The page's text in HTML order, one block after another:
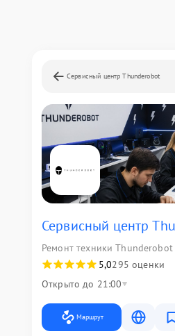
Сервисный центр Thunderobot
Сервисный центр
Ремонт техники Thunderobot
5,0295 оценки
Открыто до 21:00
Маршрут